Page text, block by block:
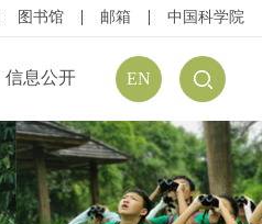
图书馆 邮箱 中国科学院
信息公开 EN